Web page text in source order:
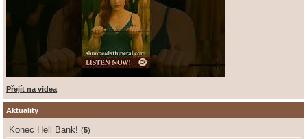
Přejít na videa
Aktuality
Konec Hell Bank! (5)